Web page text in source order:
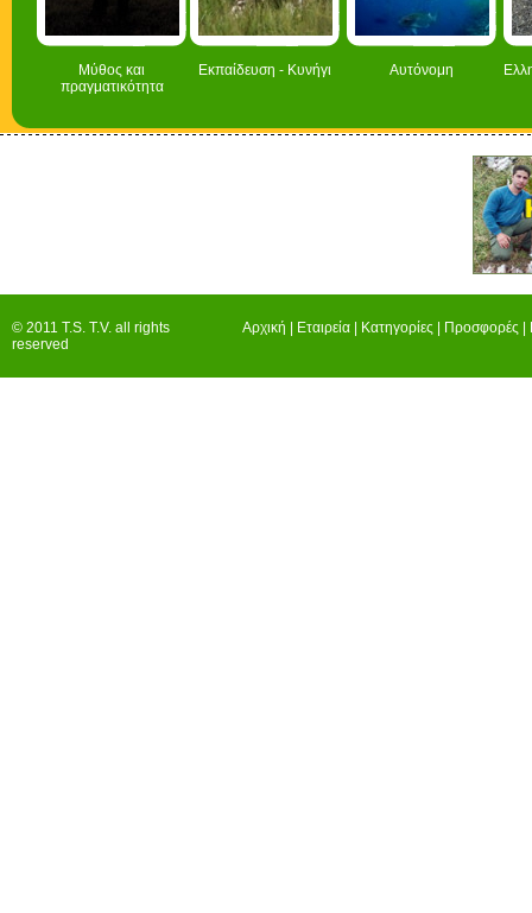
Μύθος και
πραγματικότητα
Εκπαίδευση - Κυνήγι Αυτόνομη
© 2011 T.S. T.V. all rights
reserved
Αρχική Εταιρεία Κατηγορίες Προσφορές